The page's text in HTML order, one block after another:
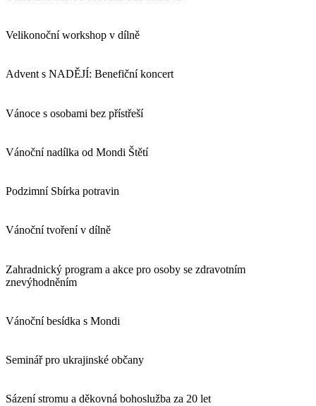
Velikonoční workshop v dílně
Advent s NADĚJÍ: Benefiční koncert
Vánoce s osobami bez přístřeší
Vánoční nadílka od Mondi Štětí
Podzimní Sbírka potravin
Vánoční tvoření v dílně
Zahradnický program a akce pro osoby se zdravotním
znevýhodněním
Vánoční besídka s Mondi
Seminář pro ukrajinské občany
Sázení stromu a děkovná bohoslužba za 20 let